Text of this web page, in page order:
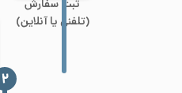
ثبت سفارش
(تلفنی یا آنلاین)
‍۲